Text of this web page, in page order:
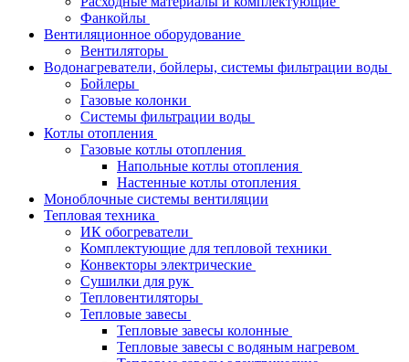
Фанкойлы
Вентиляционное оборудование
Вентиляторы
Водонагреватели, бойлеры, системы фильтрации воды
Бойлеры
Газовые колонки
Системы фильтрации воды
Котлы отопления
Газовые котлы отопления
Напольные котлы отопления
Настенные котлы отопления
Моноблочные системы вентиляции
Тепловая техника
ИК обогреватели
Комплектующие для тепловой техники
Конвекторы электрические
Сушилки для рук
Тепловентиляторы
Тепловые завесы
Тепловые завесы колонные
Тепловые завесы с водяным нагревом